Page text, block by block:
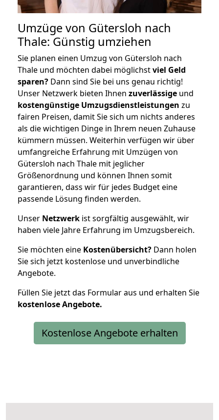
Umzüge von Gütersloh nach
Thale: Günstig umziehen
Sie planen einen Umzug von Gütersloh nach
Thale und möchten dabei möglichstviel Geld
sparen? Dann sind Sie bei uns genau richtig!
Unser Netzwerk bieten Ihnen zuverlässige und
kostengünstige Umzugsdienstleistungen zu
fairen Preisen, damit Sie sich um nichts anderes
als die wichtigen Dinge in Ihrem neuen Zuhause
kümmern müssen. Weiterhin verfügen wir über
umfangreiche Erfahrung mit Umzügen von
Gütersloh nach Thale mit jeglicher
Größenordnung und können Ihnen somit
garantieren, dass wir für jedes Budget eine
passende Lösung finden werden.
Unser Netzwerk ist sorgfältig ausgewählt, wir
haben viele Jahre Erfahrung im Umzugsbereich.
Sie möchten eine Kostenübersicht? Dann holen
Sie sich jetzt kostenlose und unverbindliche
Angebote.
Füllen Sie jetzt das Formular aus und erhalten Sie
kostenloseAngebote.
Kostenlose Angebote erhalten